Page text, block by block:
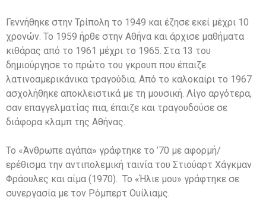
Γεννήθηκε στην Τρίπολη το 1949 και έζησε εκεί μέχρι 10
χρονών. Το 1959 ήρθε στην Αθήνα και άρχισε μαθήματα
κιθάρας από το 1961 μέχρι το 1965. Στα 13 του
δημιούργησε το πρώτο του γκρουπ που έπαιζε
λατινοαμερικάνικα τραγούδια. Από το καλοκαίρι το 1967
ασχολήθηκε αποκλειστικά με τη μουσική. Λίγο αργότερα,
σαν επαγγελματίας πια, έπαιζε και τραγουδούσε σε
διάφορα κλαμπ της Αθήνας.
Το «Άνθρωπε αγάπα» γράφτηκε το ’70 με αφορμή/
ερέθισμα την αντιπολεμική ταινία του Στιούαρτ Χάγκμαν
Φράουλες και αίμα (1970). Το «Ήλιε μου» γράφτηκε σε
συνεργασία με τον Ρόμπερτ Ουίλιαμς.